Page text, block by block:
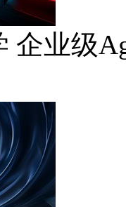
企业级